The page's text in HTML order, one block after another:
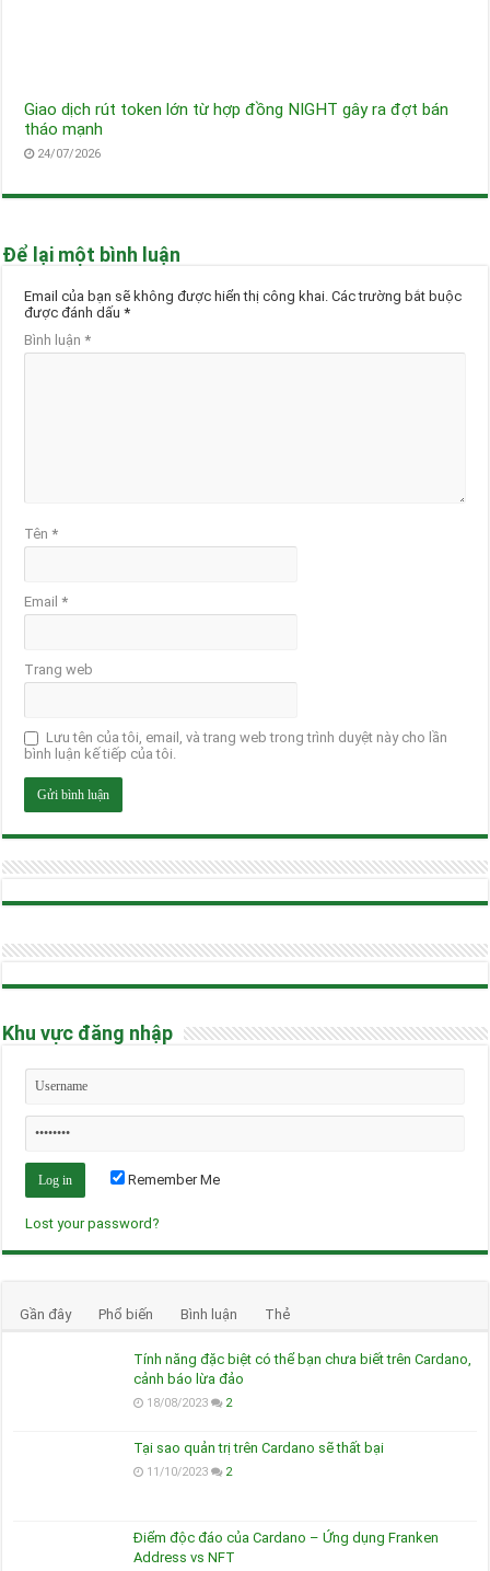
Giao dịch rút token lớn từ hợp đồng NIGHT gây ra đợt bán
tháo mạnh
24/07/2026
Để lại một bình luận
Email của bạn sẽ không được hiển thị công khai. Các trường bắt buộc
được đánh dấu*
Bình luận*
Tên*
Email*
Trang web
Lưu tên của tôi, email, và trang web trong trình duyệt này cho lần
bình luận kế tiếp của tôi.
Khu vực đăng nhập
Remember Me
Lost your password?
Gần đây Phổ biến Bình luận Thẻ
Tính năng đặc biệt có thể bạn chưa biết trên Cardano,
cảnh báo lừa đảo
18/08/2023 2
Tại sao quản trị trên Cardano sẽ thất bại
11/10/2023 2
Điểm độc đáo của Cardano – Ứng dụng Franken
Address vs NFT